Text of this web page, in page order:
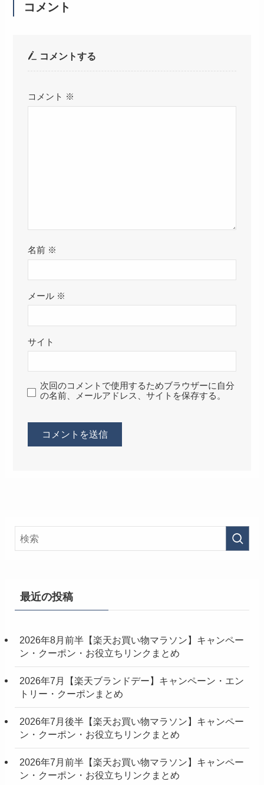
コメント
コメントする
コメント ※
名前 ※
メール ※
サイト
次回のコメントで使用するためブラウザーに自分
の名前、メールアドレス、サイトを保存する。
最近の投稿
2026年8月前半【楽天お買い物マラソン】キャンペー
ン・クーポン・お役立ちリンクまとめ
2026年7月【楽天ブランドデー】キャンペーン・エン
トリー・クーポンまとめ
2026年7月後半【楽天お買い物マラソン】キャンペー
ン・クーポン・お役立ちリンクまとめ
2026年7月前半【楽天お買い物マラソン】キャンペー
ン・クーポン・お役立ちリンクまとめ